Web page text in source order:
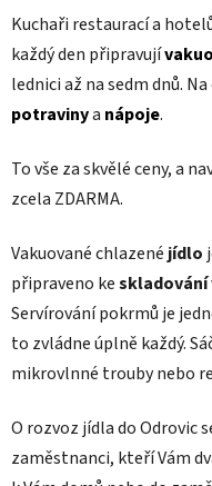
Kuchaři restaurací a
každý den připravují
lednici až na sedm dnů.
potravinya nápoje.
To vše za skvělé ceny, a
zcela ZDARMA.
Vakuované chlazené jídlo
připraveno keskladování
Servírování pokrmů je
to zvládne úplně každý.
mikrovlnné trouby nebo
O rozvoz jídla do Odrovic
zaměstnanci, kteří Vám